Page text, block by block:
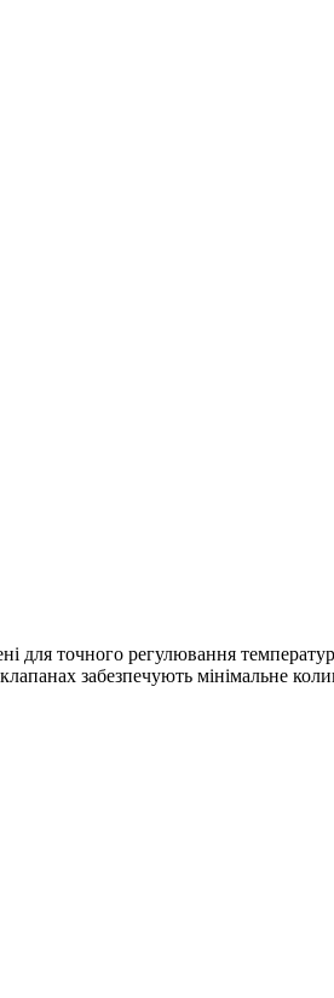
для точного регулювання
забезпечують мінімальне